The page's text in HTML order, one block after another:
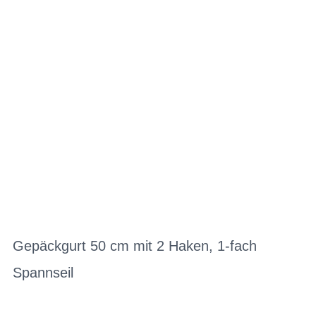
Gepäckgurt 50 cm mit 2 Haken, 1-fach
Spannseil